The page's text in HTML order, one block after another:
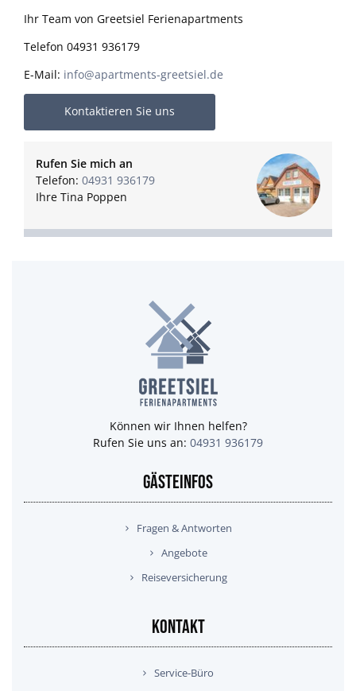
Ihr Team von Greetsiel Ferienapartments
Telefon 04931 936179
E-Mail: info@apartments-greetsiel.de
Kontaktieren Sie uns
Rufen Sie mich an
Telefon: 04931 936179
Ihre Tina Poppen
Können wir Ihnen helfen?
Rufen Sie uns an: 04931 936179
GÄSTEINFOS
Fragen & Antworten
Angebote
Reiseversicherung
KONTAKT
Service-Büro